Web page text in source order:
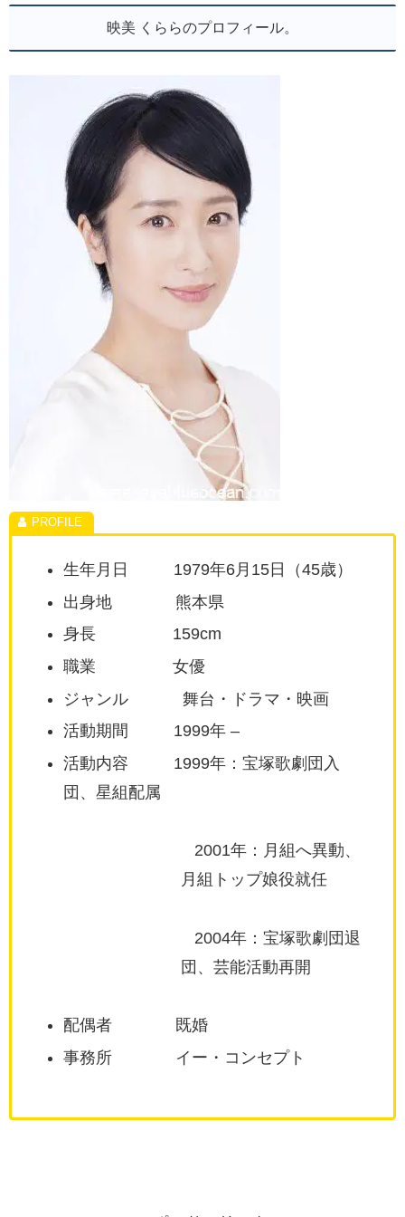
映美 くららのプロフィール。
生年月日 1979年6月15日（45歳）
出身地 熊本県
身長 159cm
職業 女優
ジャンル 舞台・ドラマ・映画
活動期間 1999年 –
活動内容 1999年：宝塚歌劇団入
団、星組配属
2001年：月組へ異動、
月組トップ娘役就任
2004年：宝塚歌劇団退
団、芸能活動再開
配偶者 既婚
事務所 イー・コンセプト